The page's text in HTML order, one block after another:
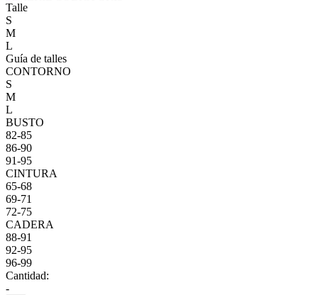
Talle
S
M
L
Guía de talles
CONTORNO
S
M
L
BUSTO
82-85
86-90
91-95
CINTURA
65-68
69-71
72-75
CADERA
88-91
92-95
96-99
Cantidad:
-